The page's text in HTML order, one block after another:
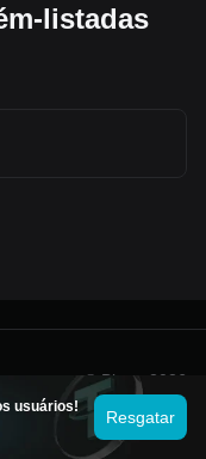
listadas
usuários!
Resgatar
© Bitget 2026